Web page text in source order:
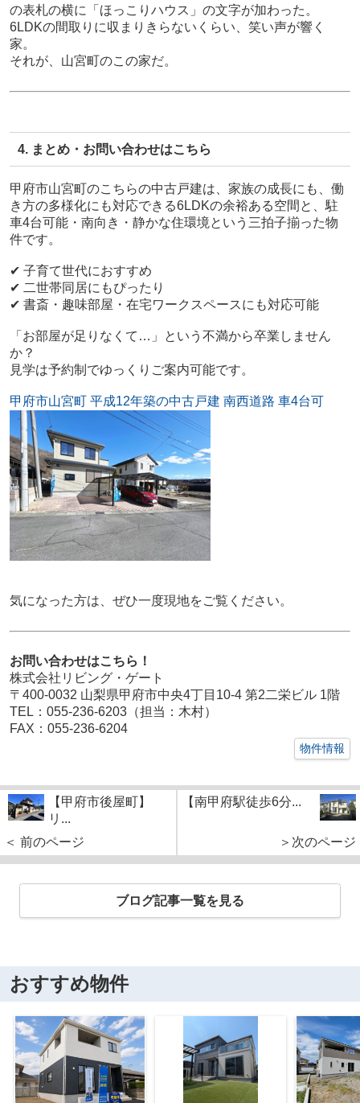
の表札の横に「ほっこりハウス」の文字が加わった。
6LDKの間取りに収まりきらないくらい、笑い声が響く
家。
それが、山宮町のこの家だ。
4. まとめ・お問い合わせはこちら
甲府市山宮町のこちらの中古戸建は、 家族の成長にも、働
き方の多様化にも対応できる6LDKの余裕ある空間 と、 駐
車4台可能・南向き・静かな住環境という三拍子揃った物
件です。
✔ 子育て世代におすすめ
✔ 二世帯同居にもぴったり
✔ 書斎・趣味部屋・在宅ワークスペースにも対応可能
「お部屋が足りなくて…」という不満から卒業しません
か？
見学は予約制 でゆっくりご案内可能です。
甲府市山宮町 平成12年築の中古戸建 南西道路 車4台可
気になった方は、ぜひ一度現地をご覧ください。
お問い合わせはこちら！
株式会社リビング・ゲート
〒400-0032 山梨県甲府市中央4丁目10-4 第2二栄ビル 1階
TEL：055-236-6203（担当：木村）
FAX：055-236-6204
物件情報
【甲府市後屋町】
リ...
＜ 前のページ
【南甲府駅徒歩6分...
＞次のページ
ブログ記事一覧を見る
おすすめ物件